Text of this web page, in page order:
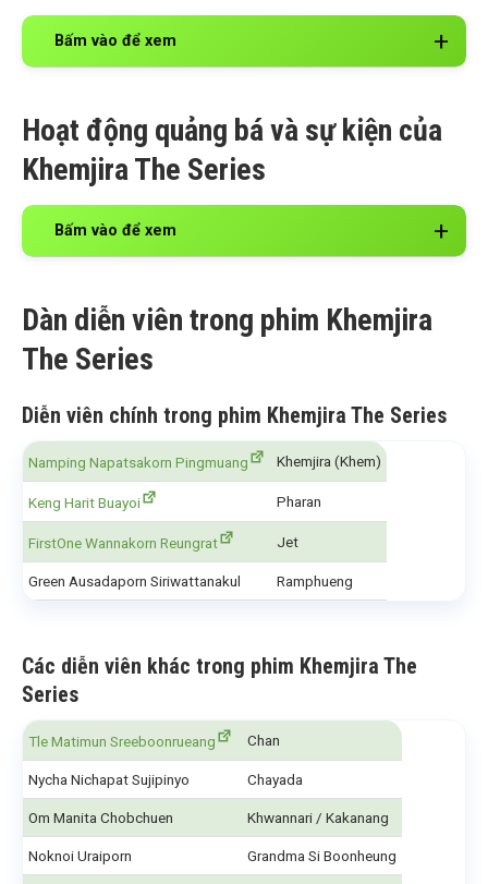
Bấm vào để xem
Hoạt động quảng bá và sự kiện của
Khemjira The Series
Bấm vào để xem
Dàn diễn viên trong phim Khemjira
The Series
Diễn viên chính trong phim Khemjira The Series
Namping Napatsakorn Pingmuang Khemjira (Khem)
Keng Harit Buayoi Pharan
FirstOne Wannakorn Reungrat Jet
Green Ausadaporn Siriwattanakul Ramphueng
Các diễn viên khác trong phim Khemjira The
Series
Tle Matimun Sreeboonrueang Chan
Nycha Nichapat Sujipinyo Chayada
Om Manita Chobchuen Khwannari / Kakanang
Noknoi Uraiporn Grandma Si Boonheung